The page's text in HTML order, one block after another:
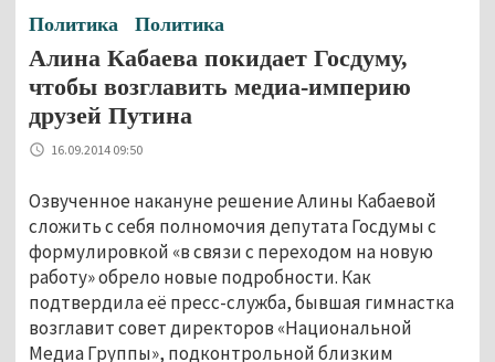
Политика Политика
Алина Кабаева покидает Госдуму,
чтобы возглавить медиа-империю
друзей Путина
16.09.2014 09:50
Озвученное накануне решение Алины Кабаевой
сложить с себя полномочия депутата Госдумы с
формулировкой «в связи с переходом на новую
работу» обрело новые подробности. Как
подтвердила её пресс-служба, бывшая гимнастка
возглавит совет директоров «Национальной
Медиа Группы», подконтрольной близким